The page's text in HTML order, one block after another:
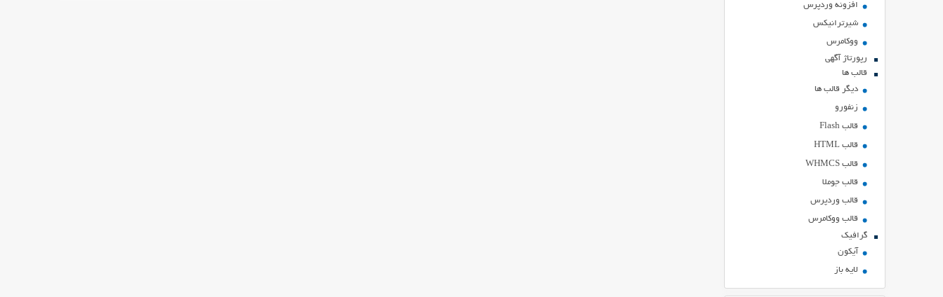
افزونه وردپرس
شیرترانیکس
ووکامرس
رپورتاژ آگهی
قالب ها
دیگر قالب ها
زنفورو
قالب Flash
قالب HTML
قالب WHMCS
قالب جوملا
قالب وردپرس
قالب ووکامرس
گرافیک
آیکون
لایه باز